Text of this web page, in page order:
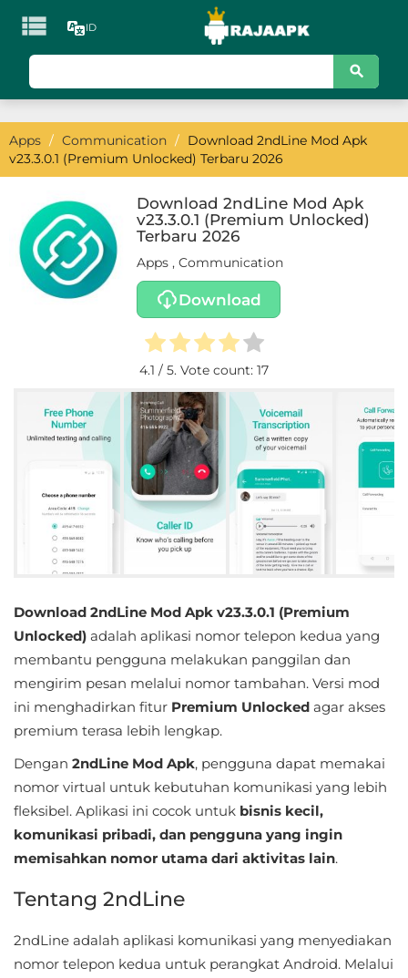
 ID
Games
Action
Arcade
Board
Educational
Person
Horror
Music
Racing
Role
Playing
Sandbox
Shooting
Simulation
Apps / Communication / Download 2ndLine Mod Apk
v23.3.0.1 (Premium Unlocked) Terbaru 2026
Download 2ndLine Mod Apk
v23.3.0.1 (Premium Unlocked)
Terbaru 2026
Apps , Communication
Download
4.1 / 5. Vote count: 17
Download 2ndLine Mod Apk v23.3.0.1 (Premium
Unlocked) adalah aplikasi nomor telepon kedua yang
membantu pengguna melakukan panggilan dan
mengirim pesan melalui nomor tambahan. Versi mod
ini menghadirkan fitur Premium Unlocked agar akses
premium terasa lebih lengkap.
Dengan 2ndLine Mod Apk, pengguna dapat memakai
nomor virtual untuk kebutuhan komunikasi yang lebih
fleksibel. Aplikasi ini cocok untuk bisnis kecil,
komunikasi pribadi, dan pengguna yang ingin
memisahkan nomor utama dari aktivitas lain.
Tentang 2ndLine
2ndLine adalah aplikasi komunikasi yang menyediakan
nomor telepon kedua untuk perangkat Android. Melalui